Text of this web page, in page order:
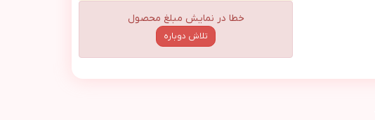
خطا در نمایش مبلغ محصول
تلاش دوباره